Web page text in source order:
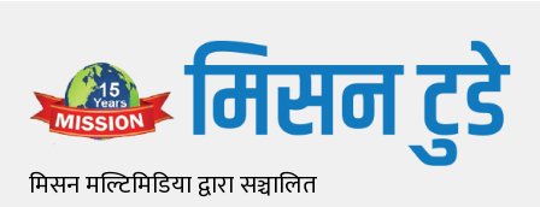
मिसन मल्टिमिडिया द्वारा सञ्चालित